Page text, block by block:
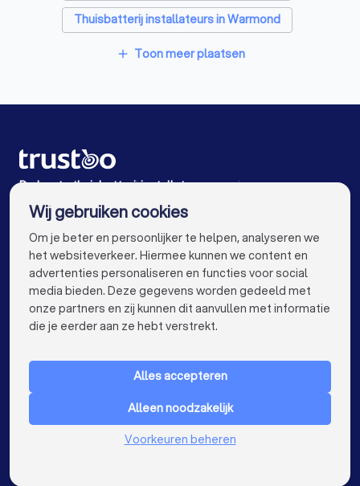
Thuisbatterij installateurs in Warmond
Thuisbatterij installateurs in Noordwijk (ZH)
Thuisbatterij installateurs in Wassenaar
Thuisbatterij installateurs in Lisse
Thuisbatterij installateurs in Amsterdam
Thuisbatterij installateurs in Rotterdam
Thuisbatterij installateurs in Den Haag
Thuisbatterij installateurs in Utrecht
Thuisbatterij installateurs in Tilburg
Thuisbatterij installateurs in Groningen
Thuisbatterij installateurs in Almere
add Toon meer plaatsen
De beste thuisbatterij installateurs voor jou
VOOR PARTICULIEREN keyboard_arrow_down
Nederland
Wij gebruiken cookies
Om je beter en persoonlijker te helpen, analyseren we
het websiteverkeer. Hiermee kunnen we content en
advertenties personaliseren en functies voor social
media bieden. Deze gegevens worden gedeeld met
onze partners en zij kunnen dit aanvullen met informatie
die je eerder aan ze hebt verstrekt.
Alles accepteren
Alleen noodzakelijk
Voorkeuren beheren